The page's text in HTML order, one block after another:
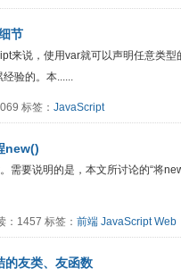
节
来说，使用var就可以声明任意类
验的。本......
标签： JavaScript
new()
需要说明的是，本文所讨论的“将
1457 标签： 前端 JavaScript Web
的友类、友函数